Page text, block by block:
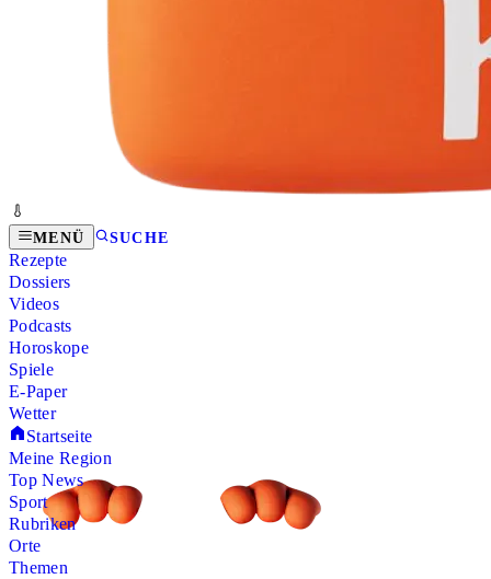
MENÜ SUCHE
Rezepte
Dossiers
Videos
Podcasts
Horoskope
Spiele
E-Paper
Wetter
Startseite
Meine Region
Top News
Sport
Rubriken
Orte
Themen